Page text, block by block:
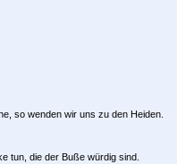
so wenden wir uns zu den Heiden.
tun, die der Buße würdig sind.